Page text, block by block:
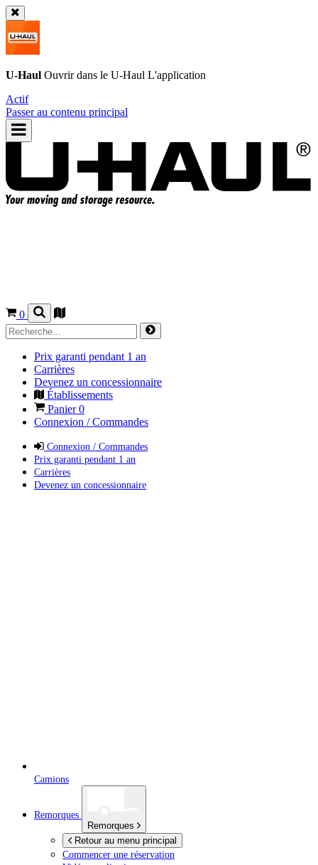
U-Haul Ouvrir dans le U-Haul L'application
Actif
Passer au contenu principal
0
Prix garanti pendant 1 an
Carrières
Devenez un concessionnaire
Établissements
Panier0
Connexion / Commandes
Connexion / Commandes
Prix garanti pendant 1 an
Carrières
Devenez un concessionnaire
Camions
Remorques
Remorques
Retour au menu principal
Commencer une réservation